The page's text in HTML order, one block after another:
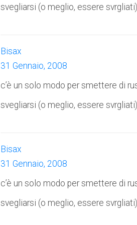
svegliarsi (o meglio, essere svrgliati)
Bisax
31 Gennaio, 2008
c’è un solo modo per smettere di
svegliarsi (o meglio, essere svrgliati)
Bisax
31 Gennaio, 2008
c’è un solo modo per smettere di
svegliarsi (o meglio, essere svrgliati)